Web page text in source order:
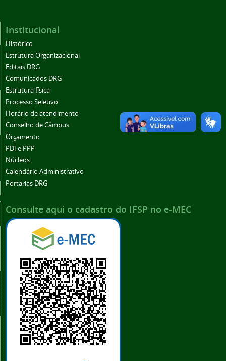
Institucional
Histórico
Estrutura Organizacional
Editais DRG
Comunicados DRG
Estrutura física
Processo Seletivo
Horário de atendimento
Conselho de Câmpus
Orçamento
PDI e PPP
Núcleos
Calendário Administrativo
Portarias DRG
Consulte aqui o cadastro do IFSP no e-MEC